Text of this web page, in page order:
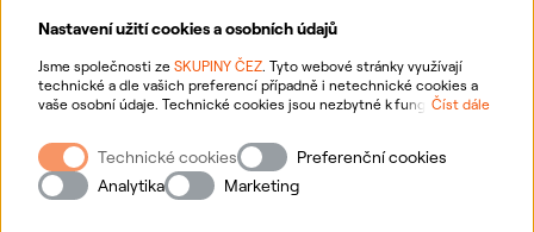
Nastavení užití cookies a osobních údajů
Jsme společnosti ze SKUPINY ČEZ. Tyto webové stránky využívají
technické a dle vašich preferencí případně i netechnické cookies a
vaše osobní údaje. Technické cookies jsou nezbytné k fungování
webové stránky vašim preferencím, k personalizaci reklam a analytice.
Pro sběr a zpracování netechnických cookies a vašich osobních údajů
nám můžete udělit souhlas. Bližší informace o vašich právech,
zpracování osobních údajů, včetně možnosti odvolání udělených
Číst dále
Technické cookies
Preferenční cookies
Analytika
Marketing
Ochrana osobních údajů
Informace o webu
Nastavení cookies